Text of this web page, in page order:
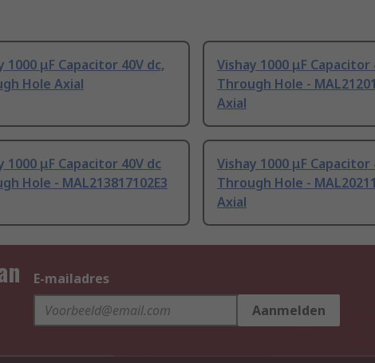
1000 μF Capacitor 40V dc,
Hole Axial
Vishay 1000 μF Capacitor
Through Hole -
Axial
1000 μF Capacitor 40V dc
Hole - MAL213817102E3
Vishay 1000 μF Capacitor
Through Hole -
Axial
E-mailadres
Aanmelden